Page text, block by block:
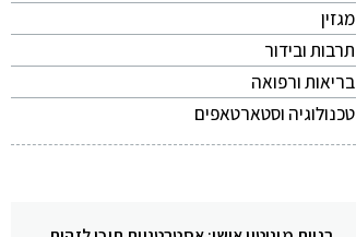
מגזין
תרבות ובידור
בריאות ורפואה
טכנולוגיה וסטארטאפים